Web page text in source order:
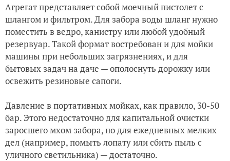
Агрегат представляет собой моечный пистолет с
шлангом и фильтром. Для забора воды шланг нужно
поместить в ведро, канистру или любой удобный
резервуар. Такой формат востребован и для мойки
машины при небольших загрязнениях, и для
бытовых задач на даче — ополоснуть дорожку или
освежить резиновые сапоги.
Давление в портативных мойках, как правило, 30-50
бар. Этого недостаточно для капитальной очистки
заросшего мхом забора, но для ежедневных мелких
дел (например, помыть лопату или сбить пыль с
уличного светильника) — достаточно.